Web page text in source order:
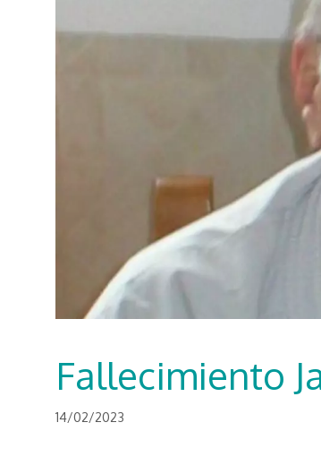
Fallecimiento
14/02/2023